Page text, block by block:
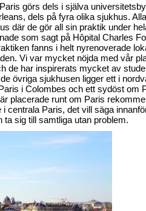
görs dels i själva
dels på fyra olika sjukhus.
där de gör all sin praktik under
som sagt på Hôpital Charles
fanns i helt nyrenoverade
Vi var mycket nöjda med vår
de har inspirerats mycket av
övriga sjukhusen ligger ett i
i Colombes och ett sydöst om
placerade runt om Paris
centrala Paris, det vill säga
ta sig till samtliga utan problem.